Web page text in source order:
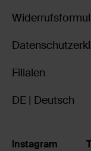
Filialen
DE | Deutsch
Instagram